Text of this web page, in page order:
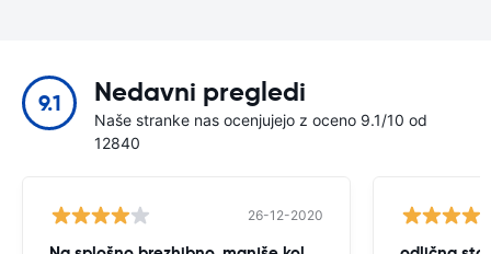
9.1 Nedavni pregledi
Naše stranke nas ocenjujejo z oceno 9.1/10 od
12840
26-12-2020